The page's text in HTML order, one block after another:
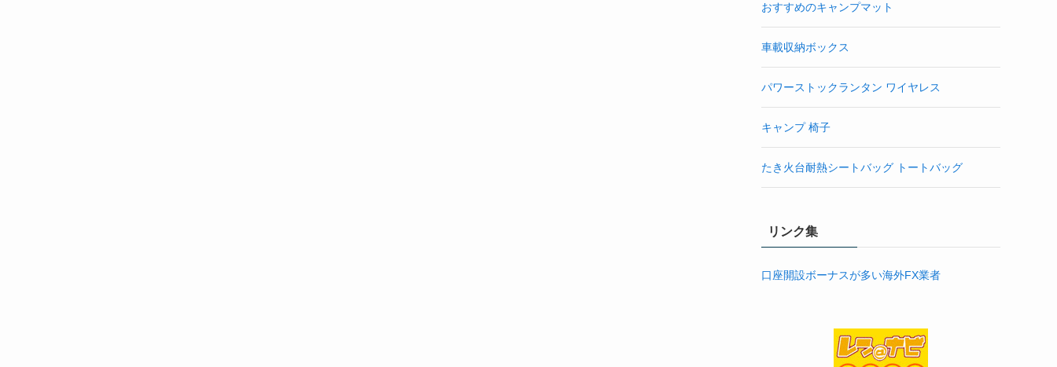
おすすめのキャンプマット
車載収納ボックス
パワーストックランタン ワイヤレス
キャンプ 椅子
たき火台耐熱シートバッグ トートバッグ
リンク集
口座開設ボーナスが多い海外FX業者